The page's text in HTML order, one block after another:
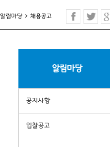
알림마당 > 채용공고
알림마당
공지사항
입찰공고